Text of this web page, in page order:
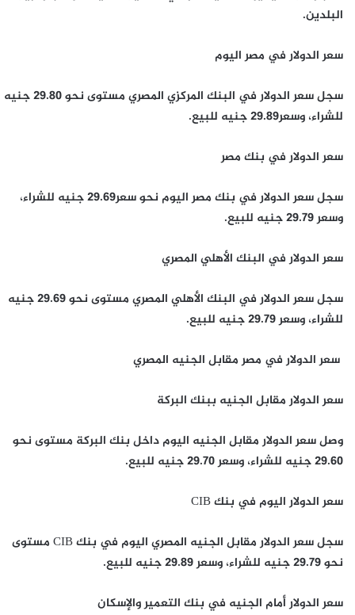
البلدين.
سعر الدولار في مصر اليوم
سجل سعر الدولار في البنك المركزي المصري مستوى نحو 29.80 جنيه
للشراء، وسعر29.89 جنيه للبيع.
سعر الدولار في بنك مصر
سجل سعر الدولار في بنك مصر اليوم نحو سعر29.69 جنيه للشراء،
وسعر 29.79 جنيه للبيع.
سعر الدولار في البنك الأهلي المصري
سجل سعر الدولار في البنك الأهلي المصري مستوى نحو 29.69 جنيه
للشراء، وسعر 29.79 جنيه للبيع.
سعر الدولار في مصر مقابل الجنيه المصري
سعر الدولار مقابل الجنيه ببنك البركة
وصل سعر الدولار مقابل الجنيه اليوم داخل بنك البركة مستوى نحو
29.60 جنيه للشراء، وسعر 29.70 جنيه للبيع.
سعر الدولار اليوم في بنك CIB
سجل سعر الدولار مقابل الجنيه المصري اليوم في بنك CIB مستوى
نحو 29.79 جنيه للشراء، وسعر 29.89 جنيه للبيع.
سعر الدولار أمام الجنيه في بنك التعمير والإسكان